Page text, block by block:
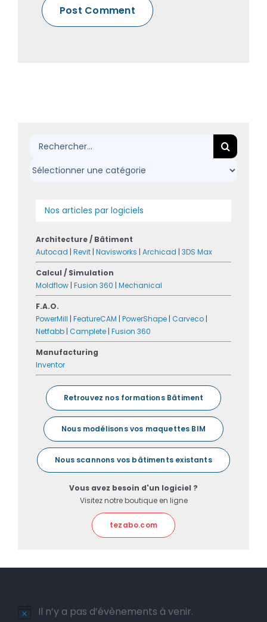
Rechercher:
Nos articles par logiciels
Architecture / Bâtiment
Autocad | Revit | Navisworks | Archicad | 3DS Max
Calcul / Simulation
Moldflow | Fusion 360 | Mechanical
F.A.O.
PowerMill | FeatureCAM | PowerShape | Carveco |
Netfabb | Camplete | Fusion 360
Manufacturing
Inventor
Retrouvez nos formations Bâtiment
Nous modélisons vos maquettes BIM
Nous scannons vos bâtiments existants
Vous avez besoin d'un logiciel ?
Visitez notre boutique en ligne
tezabo.com
Notice
Il n’y a pas d’évènements à venir.